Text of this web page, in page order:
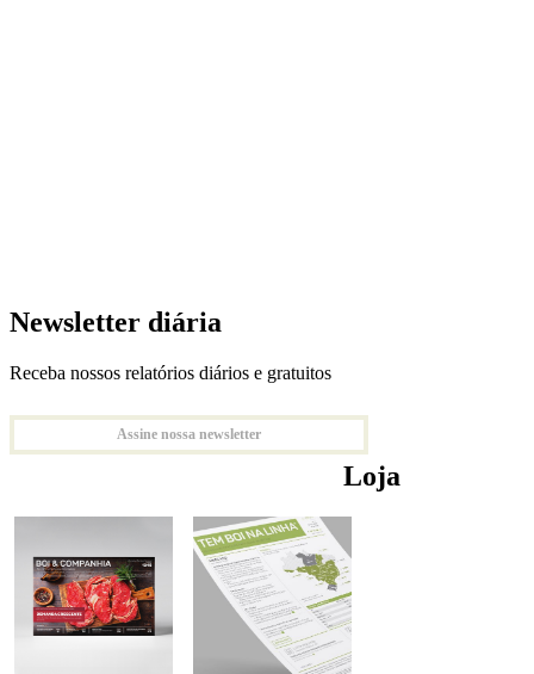
Newsletter diária
Receba nossos relatórios diários e gratuitos
Assine nossa newsletter
Loja